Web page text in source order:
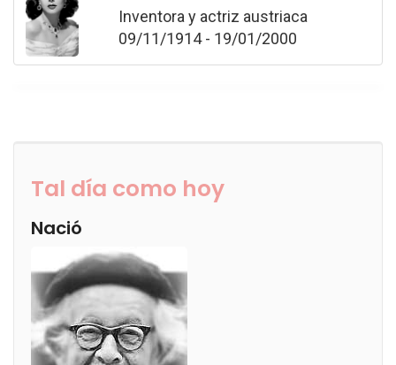
Inventora y actriz austriaca
09/11/1914 - 19/01/2000
Tal día como hoy
Nació